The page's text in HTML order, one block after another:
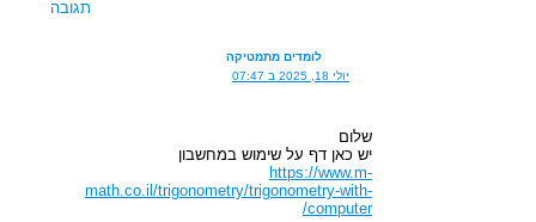
תגובה
לומדים מתמטיקה
יולי 18, 2025 ב 07:47
שלום
יש כאן דף על שימוש במחשבון
https://www.m-
math.co.il/trigonometry/trigonometry-with-
computer/